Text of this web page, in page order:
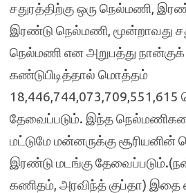
சதுரத்திற்கு ஒரு நெல்மணி,
இரண்டு நெல்மணி, மூன்றாவது
நெல்மணி என அறுபத்து
கண்டுபிடித்தால் மொத்தம்
தேவைப்படும். இந்த
மட்டுமே மன்னருக்கு
இரண்டு மடங்கு
கணிதம், அரவிந்த் குப்தா) இதை